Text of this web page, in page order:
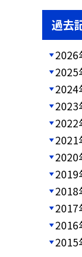
過去
2026
2025
2024
2023
2022
2021
2020
2019
2018
2017
2016
2015